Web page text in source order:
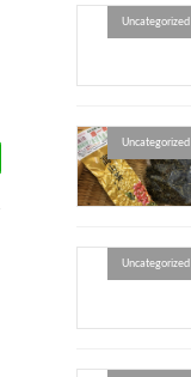
Uncategorized
Uncategorized
Uncategorized